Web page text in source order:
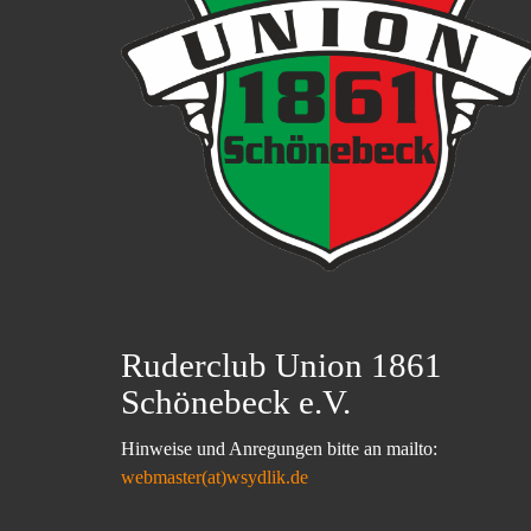
Ruderclub Union 1861
Schönebeck e.V.
Hinweise und Anregungen bitte an mailto:
webmaster(at)wsydlik.de